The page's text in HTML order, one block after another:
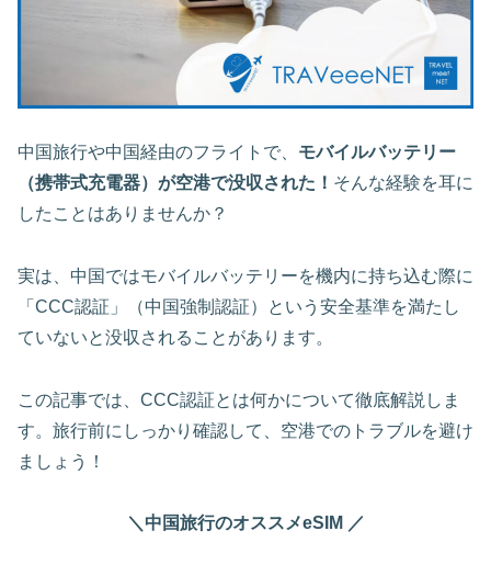
中国旅行や中国経由のフライトで、 モバイルバッテリー
（携帯式充電器）が空港で没収された！ そんな経験を耳に
したことはありませんか？
実は、中国ではモバイルバッテリーを機内に持ち込む際に
「CCC認証」（中国強制認証）という安全基準を満たし
ていないと没収されることがあります。
この記事では、CCC認証とは何かについて徹底解説しま
す。旅行前にしっかり確認して、空港でのトラブルを避け
ましょう！
＼中国旅行のオススメeSIM ／